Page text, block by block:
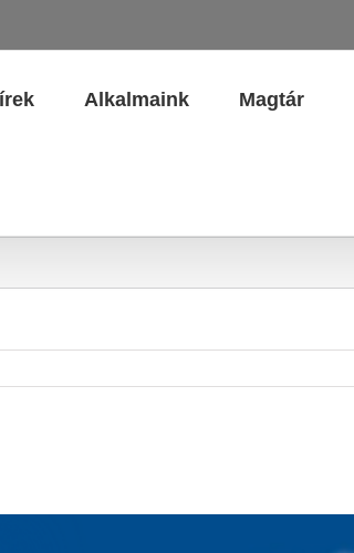
Alkalmaink Magtár